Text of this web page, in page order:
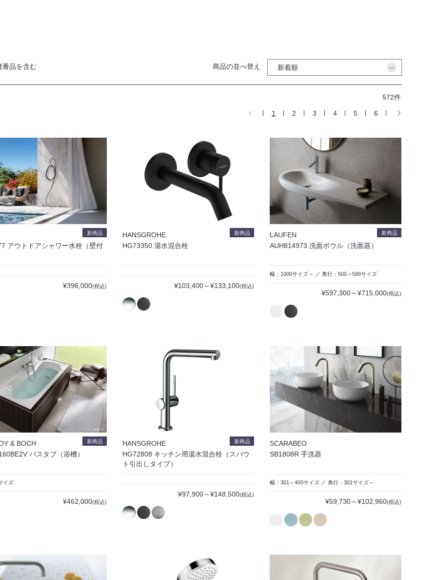
番品を含む 商品の並べ替え
572件
1 2 3 4 5 6
新商品
アウトドアシャワー水栓（壁付
¥396,000(税込)
新商品
HANSGROHE
HG73350 湯水混合栓
¥103,400～¥133,100(税込)
新商品
LAUFEN
AUH814973 洗面ボウル（洗面器）
幅：1000サイズ～ ／ 奥行：500～599サイズ
¥597,300～¥715,000(税込)
新商品
& BOCH
バスタブ（浴槽）
イズ
¥462,000(税込)
新商品
HANSGROHE
HG72808 キッチン用湯水混合栓（スパウ
ト引出しタイプ）
¥97,900～¥148,500(税込)
SCARABEO
SB1808R 手洗器
幅：301～400サイズ ／ 奥行：301サイズ～
¥59,730～¥102,960(税込)